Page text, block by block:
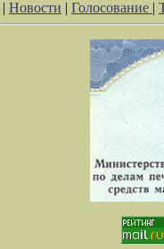
| Новости | Голосование |